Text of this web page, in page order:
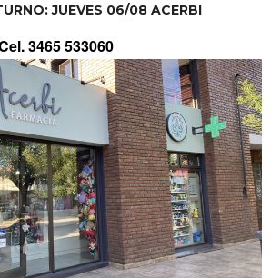
JUEVES 06/08 ACERBI
3465 533060